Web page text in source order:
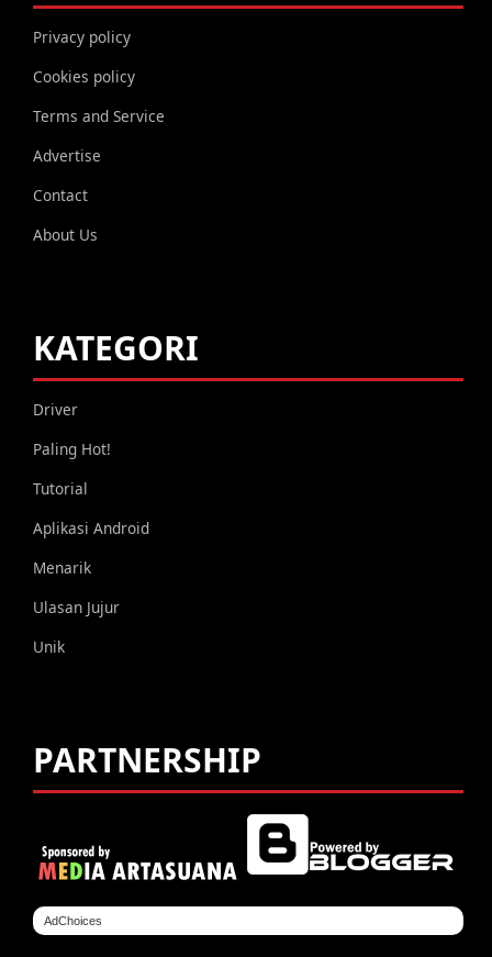
Privacy policy
Cookies policy
Terms and Service
Advertise
Contact
About Us
KATEGORI
Driver
Paling Hot!
Tutorial
Aplikasi Android
Menarik
Ulasan Jujur
Unik
PARTNERSHIP
AdChoices